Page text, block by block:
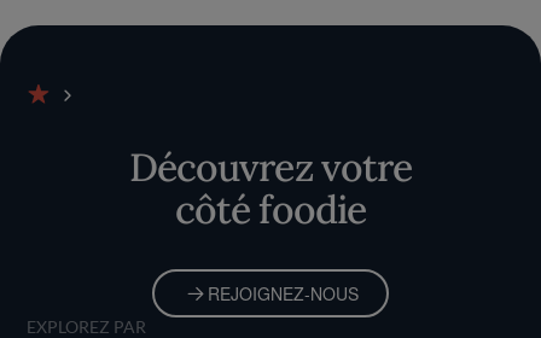
Découvrez votre
côté foodie
REJOIGNEZ-NOUS
EXPLOREZ PAR